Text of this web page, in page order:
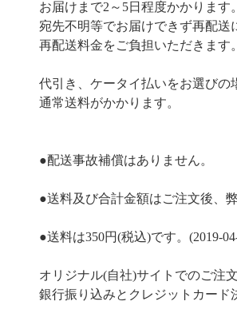
お届けまで2～5日程度かかります。
宛先不明等でお届けできず再配送
再配送料金をご負担いただきます。
代引き、ケータイ払いをお選びの
通常送料がかかります。
●配送事故補償はありません。
●送料及び合計金額はご注文後、
●送料は350円(税込)です。(2019-
オリジナル(自社)サイトでのご注
銀行振り込みとクレジットカード